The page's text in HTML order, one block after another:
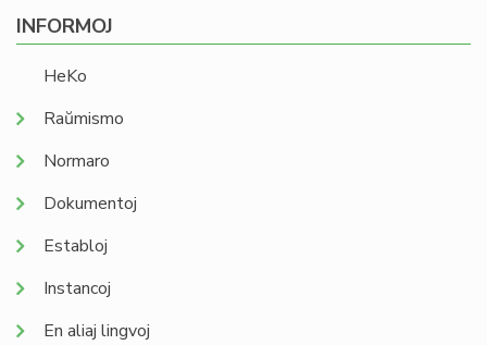
INFORMOJ
HeKo
Raŭmismo
Normaro
Dokumentoj
Establoj
Instancoj
En aliaj lingvoj